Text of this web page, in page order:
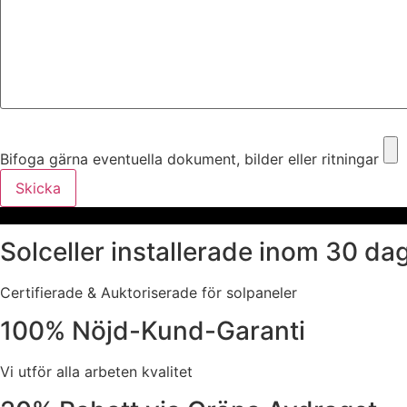
Bifoga gärna eventuella dokument, bilder eller ritningar
Skicka
Solceller installerade inom 30
Certifierade & Auktoriserade för solpaneler
100% Nöjd-Kund-Garanti
Vi utför alla arbeten kvalitet